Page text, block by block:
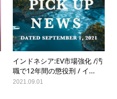
インドネシア:EV市場強化 /汚
職で12年間の懲役刑 / イ...
2021.09.01